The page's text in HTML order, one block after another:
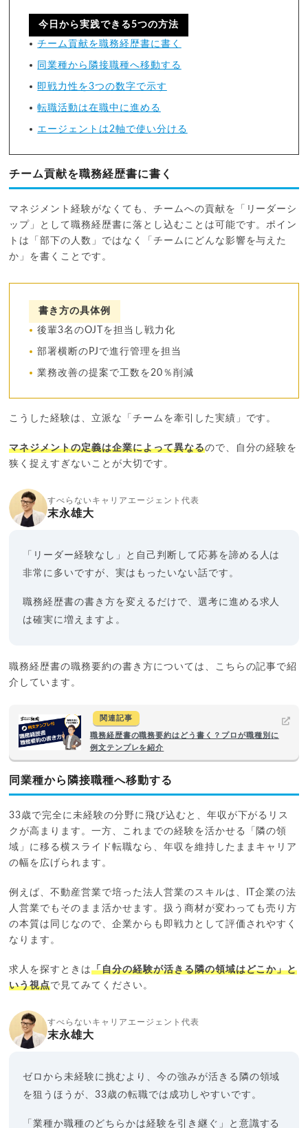
今日から実践できる5つの方法
チーム貢献を職務経歴書に書く
同業種から隣接職種へ移動する
即戦力性を3つの数字で示す
転職活動は在職中に進める
エージェントは2軸で使い分ける
チーム貢献を職務経歴書に書く
マネジメント経験がなくても、チームへの貢献を「リーダーシ
ップ」として職務経歴書に落とし込むことは可能です。ポイン
トは「部下の人数」ではなく「チームにどんな影響を与えた
か」を書くことです。
書き方の具体例
後輩3名のOJTを担当し戦力化
部署横断のPJで進行管理を担当
業務改善の提案で工数を20％削減
こうした経験は、立派な「チームを牽引した実績」です。
マネジメントの定義は企業によって異なるので、自分の経験を
狭く捉えすぎないことが大切です。
すべらないキャリアエージェント代表
末永雄大
「リーダー経験なし」と自己判断して応募を諦める人は
非常に多いですが、実はもったいない話です。
職務経歴書の書き方を変えるだけで、選考に進める求人
は確実に増えますよ。
職務経歴書の職務要約の書き方については、こちらの記事で紹
介しています。
関連記事
職務経歴書の職務要約はどう書く？プロが職種別に
例文テンプレを紹介
同業種から隣接職種へ移動する
33歳で完全に未経験の分野に飛び込むと、年収が下がるリス
クが高まります。一方、これまでの経験を活かせる「隣の領
域」に移る横スライド転職なら、年収を維持したままキャリア
の幅を広げられます。
例えば、不動産営業で培った法人営業のスキルは、IT企業の法
人営業でもそのまま活かせます。扱う商材が変わっても売り方
の本質は同じなので、企業からも即戦力として評価されやすく
なります。
求人を探すときは「自分の経験が活きる隣の領域はどこか」と
いう視点で見てみてください。
すべらないキャリアエージェント代表
末永雄大
ゼロから未経験に挑むより、今の強みが活きる隣の領域
を狙うほうが、33歳の転職では成功しやすいです。
「業種か職種のどちらかは経験を引き継ぐ」と意識する